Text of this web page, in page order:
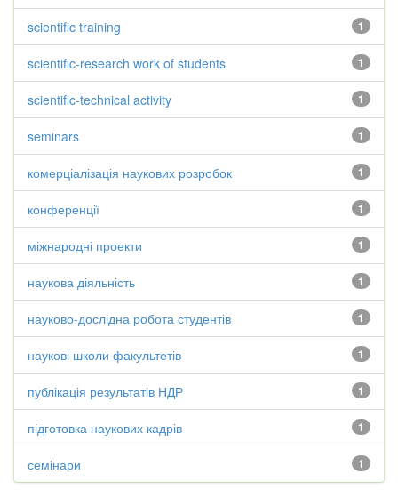
1
scientific training
1
scientific-research work of students
1
scientific-technical activity
1
seminars
1
комерціалізація наукових розробок
1
конференції
1
міжнародні проекти
1
наукова діяльність
1
науково-дослідна робота студентів
1
наукові школи факультетів
1
публікація результатів НДР
1
підготовка наукових кадрів
1
семінари